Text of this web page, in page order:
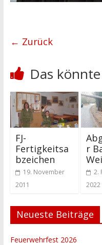
← Zurück
Das
FJ-
Fertigkeitsa
bzeichen
19. November
2011
r
2.
2022
Neueste Beiträge
Feuerwehrfest 2026